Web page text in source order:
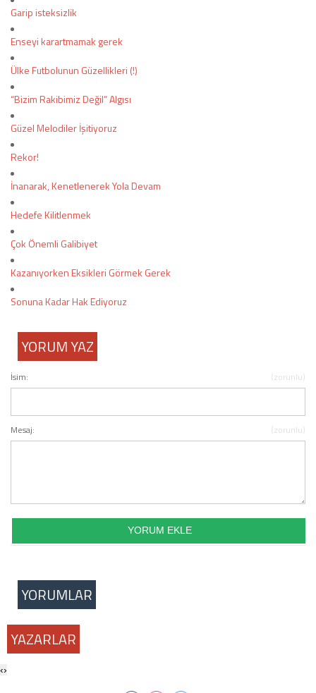
Garip isteksizlik
Enseyi karartmamak gerek
Ülke Futbolunun Güzellikleri (!)
“Bizim Rakibimiz Değil” Algısı
Güzel Melodiler İşitiyoruz
Rekor!
İnanarak, Kenetlenerek Yola Devam
Hedefe Kilitlenmek
Çok Önemli Galibiyet
Kazanıyorken Eksikleri Görmek Gerek
Sonuna Kadar Hak Ediyoruz
YORUM YAZ
İsim: (zorunlu)
Mesaj: (zorunlu)
YORUMLAR
YAZARLAR
‹›